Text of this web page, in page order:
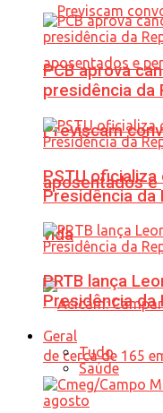
Previscam
aposentados e
vida
PCB aprova
presidência da
PSTU
Presidência da
PRTB lança
Presidência da
Geral
Tudo
Saúde